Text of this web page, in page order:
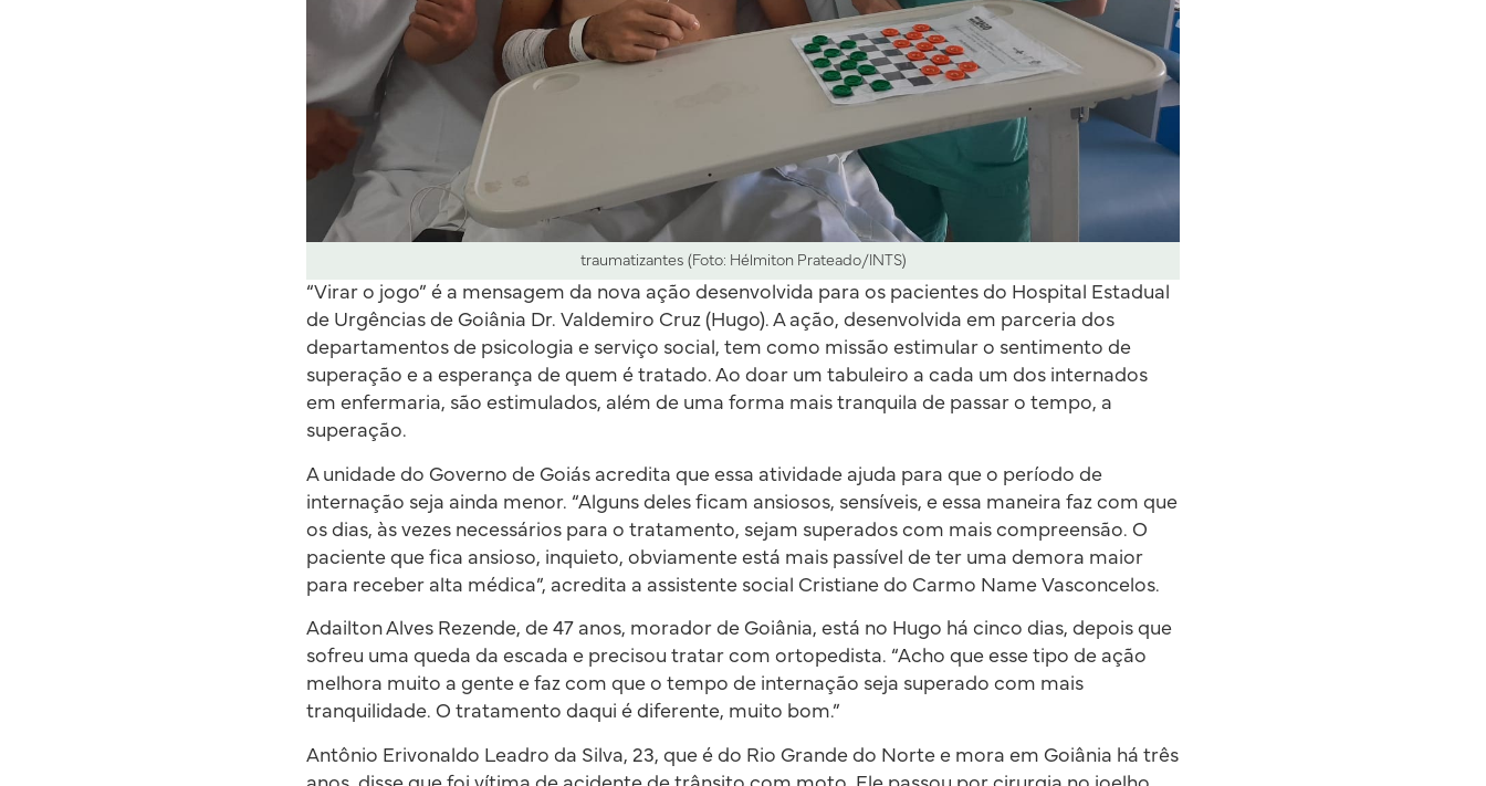
traumatizantes (Foto: Hélmiton Prateado/INTS)
“Virar o jogo” é a mensagem da nova ação desenvolvida para os pacientes do Hospital Estadual
de Urgências de Goiânia Dr. Valdemiro Cruz (Hugo). A ação, desenvolvida em parceria dos
departamentos de psicologia e serviço social, tem como missão estimular o sentimento de
superação e a esperança de quem é tratado. Ao doar um tabuleiro a cada um dos internados
em enfermaria, são estimulados, além de uma forma mais tranquila de passar o tempo, a
superação.
A unidade do Governo de Goiás acredita que essa atividade ajuda para que o período de
internação seja ainda menor. “Alguns deles ficam ansiosos, sensíveis, e essa maneira faz com que
os dias, às vezes necessários para o tratamento, sejam superados com mais compreensão. O
paciente que fica ansioso, inquieto, obviamente está mais passível de ter uma demora maior
para receber alta médica”, acredita a assistente social Cristiane do Carmo Name Vasconcelos.
Adailton Alves Rezende, de 47 anos, morador de Goiânia, está no Hugo há cinco dias, depois que
sofreu uma queda da escada e precisou tratar com ortopedista. “Acho que esse tipo de ação
melhora muito a gente e faz com que o tempo de internação seja superado com mais
tranquilidade. O tratamento daqui é diferente, muito bom.”
Antônio Erivonaldo Leadro da Silva, 23, que é do Rio Grande do Norte e mora em Goiânia há três